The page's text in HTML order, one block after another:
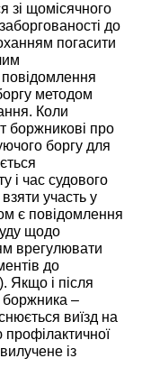
зі щомісячного
до
погасити
методом
Коли
боржникові про
боргу для
і час судового
участь у
є повідомлення
щодо
врегулювати
до
Якщо і після
боржника –
виїзд на
із